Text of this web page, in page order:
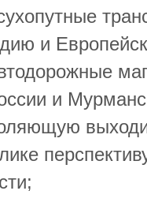
и
и